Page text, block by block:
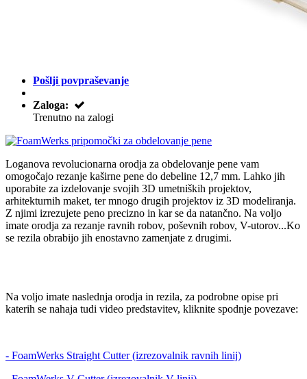
Pošlji povpraševanje
Zaloga:
Trenutno na zalogi
Loganova revolucionarna orodja za obdelovanje pene vam
omogočajo rezanje kaširne pene do debeline 12,7 mm. Lahko jih
uporabite za izdelovanje svojih 3D umetniških projektov,
arhitekturnih maket, ter mnogo drugih projektov iz 3D modeliranja.
Z njimi izrezujete peno precizno in kar se da natančno. Na voljo
imate orodja za rezanje ravnih robov, poševnih robov, V-utorov...Ko
se rezila obrabijo jih enostavno zamenjate z drugimi.
Na voljo imate naslednja orodja in rezila, za podrobne opise pri
katerih se nahaja tudi video predstavitev, kliknite spodnje povezave:
- FoamWerks Straight Cutter (izrezovalnik ravnih linij)